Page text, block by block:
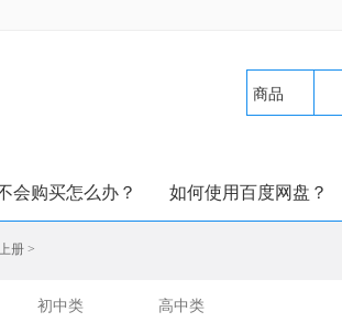
商品
会购买怎么办？ 如何使用百度网盘？
册 >
初中类 高中类